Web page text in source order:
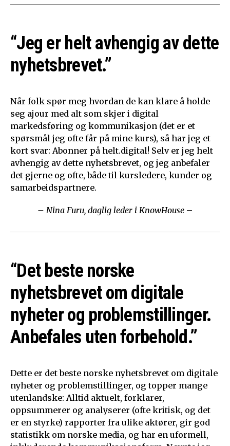
“Jeg er helt avhengig av dette
nyhetsbrevet.”
Når folk spør meg hvordan de kan klare å holde
seg ajour med alt som skjer i digital
markedsføring og kommunikasjon (det er et
spørsmål jeg ofte får på mine kurs), så har jeg et
kort svar: Abonner på helt.digital! Selv er jeg helt
avhengig av dette nyhetsbrevet, og jeg anbefaler
det gjerne og ofte, både til kursledere, kunder og
samarbeidspartnere.
– Nina Furu, daglig leder i KnowHouse –
“Det beste norske
nyhetsbrevet om digitale
nyheter og problemstillinger.
Anbefales uten forbehold.”
Dette er det beste norske nyhetsbrevet om digitale
nyheter og problemstillinger, og topper mange
utenlandske: Alltid aktuelt, forklarer,
oppsummerer og analyserer (ofte kritisk, og det
er en styrke) rapporter fra ulike aktører, gir god
statistikk om norske media, og har en uformell,